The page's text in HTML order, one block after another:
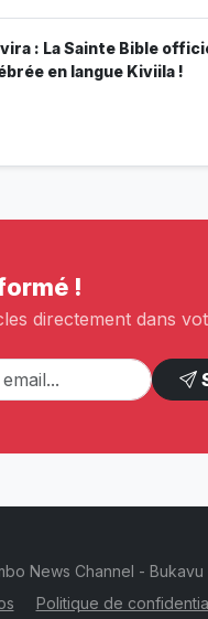
: La Sainte Bible
en langue Kiviila !
!
directement dans
News Channel -
Politique de